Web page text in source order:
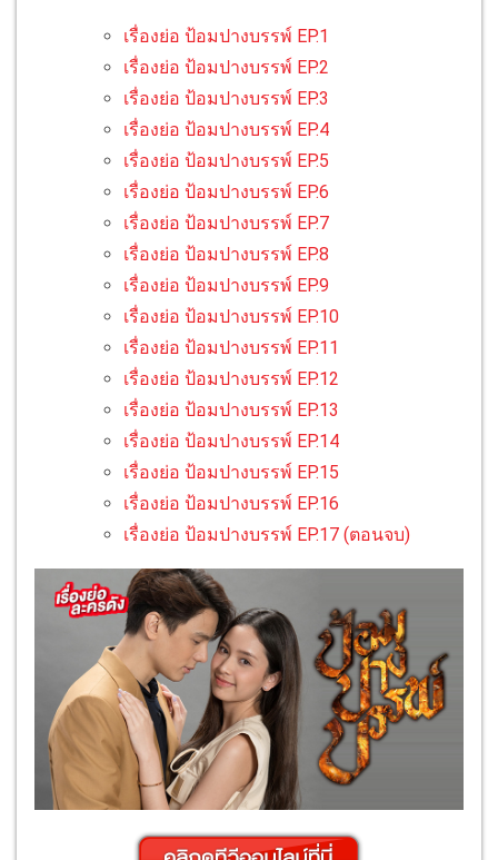
เรื่องย่อ ป้อมปางบรรพ์ EP.1
เรื่องย่อ ป้อมปางบรรพ์ EP.2
เรื่องย่อ ป้อมปางบรรพ์ EP.3
เรื่องย่อ ป้อมปางบรรพ์ EP.4
เรื่องย่อ ป้อมปางบรรพ์ EP.5
เรื่องย่อ ป้อมปางบรรพ์ EP.6
เรื่องย่อ ป้อมปางบรรพ์ EP.7
เรื่องย่อ ป้อมปางบรรพ์ EP.8
เรื่องย่อ ป้อมปางบรรพ์ EP.9
เรื่องย่อ ป้อมปางบรรพ์ EP.10
เรื่องย่อ ป้อมปางบรรพ์ EP.11
เรื่องย่อ ป้อมปางบรรพ์ EP.12
เรื่องย่อ ป้อมปางบรรพ์ EP.13
เรื่องย่อ ป้อมปางบรรพ์ EP.14
เรื่องย่อ ป้อมปางบรรพ์ EP.15
เรื่องย่อ ป้อมปางบรรพ์ EP.16
เรื่องย่อ ป้อมปางบรรพ์ EP.17 (ตอนจบ)